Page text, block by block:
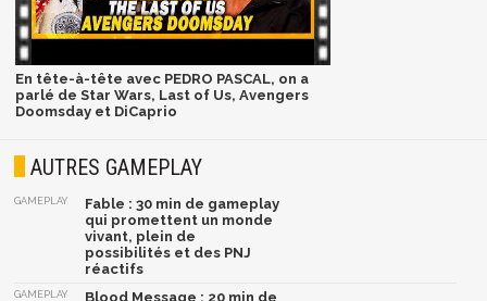
En tête-à-tête avec PEDRO PASCAL, on a
parlé de Star Wars, Last of Us, Avengers
Doomsday et DiCaprio
AUTRES GAMEPLAY
GAMEPLAY
Fable : 30 min de gameplay
qui promettent un monde
vivant, plein de
possibilités et des PNJ
réactifs
GAMEPLAY Blood Message : 20 min de